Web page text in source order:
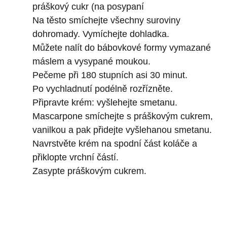
práškový cukr (na posypaní
Na těsto smíchejte všechny suroviny
dohromady. Vymíchejte dohladka.
Můžete nalít do bábovkové formy vymazané
máslem a vysypané moukou.
Pečeme při 180 stupních asi 30 minut.
Po vychladnutí podélně rozřízněte.
Připravte krém: vyšlehejte smetanu.
Mascarpone smíchejte s práškovým cukrem,
vanilkou a pak přidejte vyšlehanou smetanu.
Navrstvěte krém na spodní část koláče a
přiklopte vrchní částí.
Zasypte práškovým cukrem.